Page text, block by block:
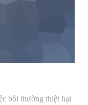
bồi thường thiệt hại